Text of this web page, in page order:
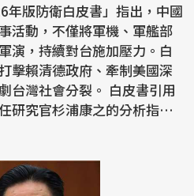
年版防衛白皮書」指出，中國
活動，不僅將軍機、軍艦部
演，持續對台施加壓力。白
擊賴清德政府、牽制美國深
分裂。 白皮書引用
研究官杉浦康之的分析指